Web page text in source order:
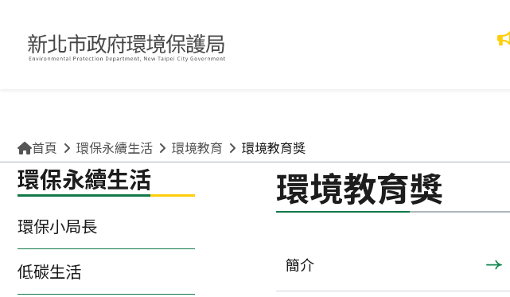
咖啡檳榔、檳榔糖葫蘆？ 檳榔不管加了什麼風味，都是致癌物！請拒絕嚼食
首頁 環保永續生活 環境教育 環境教育獎
環保永續生活
環保小局長
低碳生活
環境教育獎
簡介